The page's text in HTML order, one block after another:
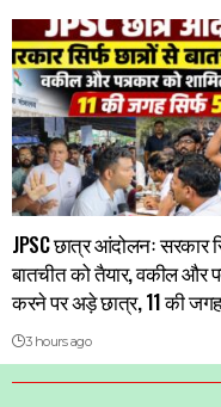
JPSC छात्र आंदोलनः सरकार
बातचीत को तैयार, वकील और
करने पर अड़े छात्र, 11 की जगह
3 hours ago